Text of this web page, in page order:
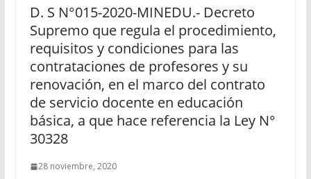
D. S N°015-2020-MINEDU.- Decreto
Supremo que regula el procedimiento,
requisitos y condiciones para las
contrataciones de profesores y su
renovación, en el marco del contrato
de servicio docente en educación
básica, a que hace referencia la Ley N°
30328
28 noviembre, 2020